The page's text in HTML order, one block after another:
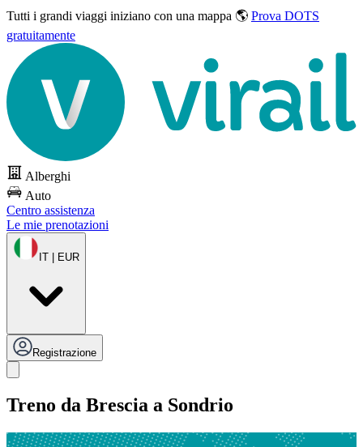
Tutti i grandi viaggi iniziano con una mappa 🌎 Prova DOTS
gratuitamente
Alberghi
Auto
Centro assistenza
Le mie prenotazioni
IT | EUR
Registrazione
Treno da Brescia a Sondrio